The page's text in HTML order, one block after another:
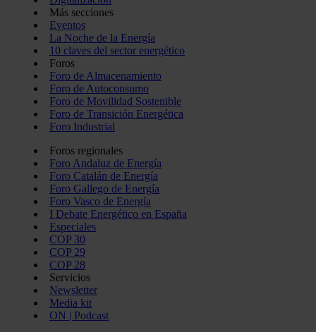
Más secciones
Eventos
La Noche de la Energía
10 claves del sector energético
Foros
Foro de Almacenamiento
Foro de Autoconsumo
Foro de Movilidad Sostenible
Foro de Transición Energética
Foro Industrial
Foros regionales
Foro Andaluz de Energía
Foro Catalán de Energía
Foro Gallego de Energía
Foro Vasco de Energía
I Debate Energético en España
Especiales
COP 30
COP 29
COP 28
Servicios
Newsletter
Media kit
ON | Podcast